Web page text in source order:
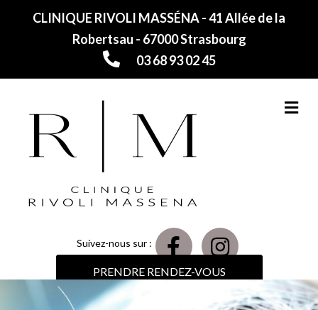
CLINIQUE RIVOLI MASSÉNA - 41 Allée de la
Robertsau - 67000 Strasbourg
03 68 93 02 45
Suivez-nous sur :
PRENDRE RENDEZ-VOUS